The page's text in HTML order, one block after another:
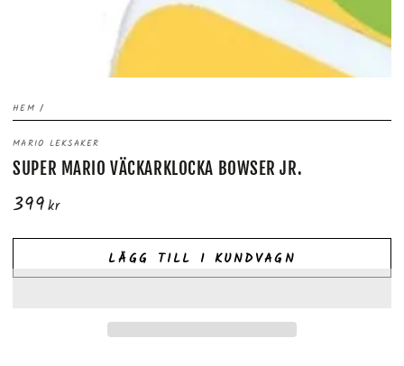
HEM /
MARIO LEKSAKER
SUPER MARIO VÄCKARKLOCKA BOWSER JR.
Ordinarie
399kr
LÄGG TILL I KUNDVAGN